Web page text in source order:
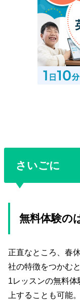
さいごに
無料体験の
正直なところ、春
社の特徴をつかむ
1レッスンの無料
上することも可能。